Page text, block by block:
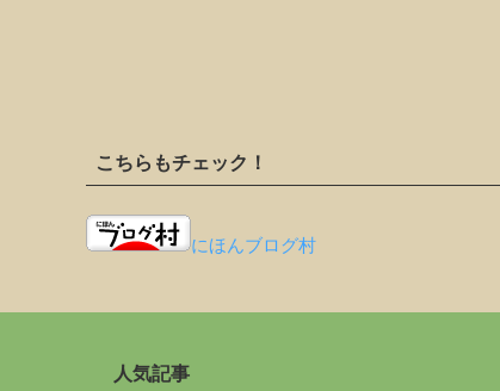
こちらもチェック！
にほんブログ村
人気記事